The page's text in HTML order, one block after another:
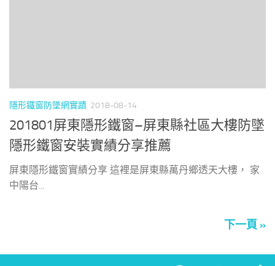
隱形鐵窗防墜網實蹟 2018-08-14
201801屏東隱形鐵窗–屏東縣社區大樓防墜
隱形鐵窗安裝實績分享推薦
屏東隱形鐵窗實績分享 這裡是屏東縣萬丹鄉透天大樓， 家
中陽台...
下一頁 »